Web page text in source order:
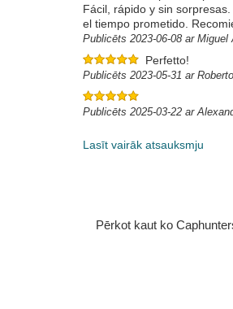
Fácil, rápido y sin
el tiempo prometido.
Publicēts 2023-06-08 ar Miguel
Perfetto!
Publicēts 2023-05-31 ar Roberto
Publicēts 2025-03-22 ar
Lasīt vairāk atsauksmju
Pērkot kaut ko